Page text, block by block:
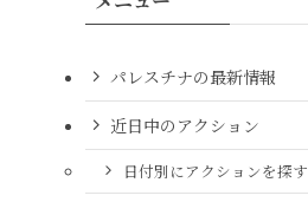
パレスチナの最新情報
近日中のアクション
日付別にアクションを探す